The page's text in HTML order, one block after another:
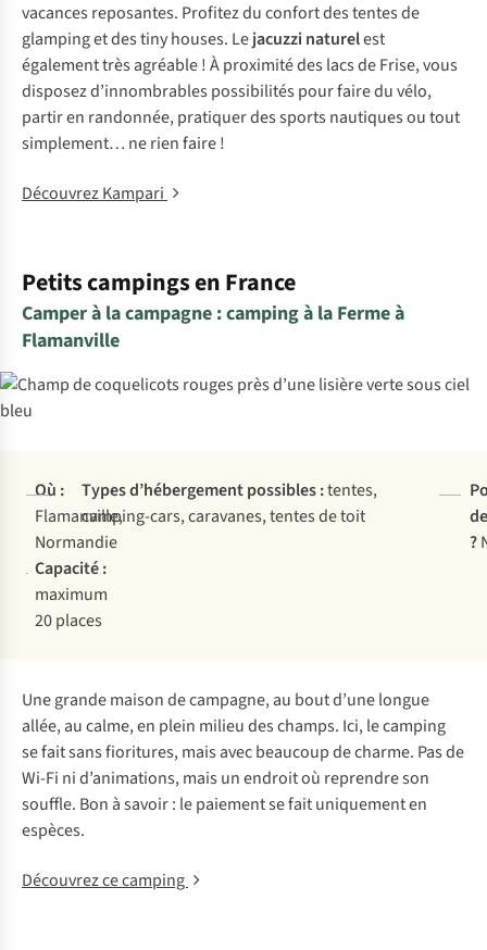
vacances reposantes. Profitez du confort des tentes de
glamping et des tiny houses. Lejacuzzi naturelest
également très agréable ! À proximité des lacs de Frise, vous
disposez d’innombrables possibilités pour faire du vélo,
partir en randonnée, pratiquer des sports nautiques ou tout
simplement… ne rien faire !
Découvrez Kampari
Petits campings en France
Camper à la campagne : camping à la Ferme à
Flamanville
Où :
Flamanville,
Normandie
Types d’hébergement possibles :tentes,
camping-cars, caravanes, tentes de toit
?
Capacité :
maximum
20 places
Une grande maison de campagne, au bout d’une longue
allée, au calme, en plein milieu des champs. Ici, le camping
se fait sans fioritures, mais avec beaucoup de charme. Pas de
Wi-Fi ni d’animations, mais un endroit où reprendre son
souffle. Bon à savoir : le paiement se fait uniquement en
espèces.
Découvrez ce camping